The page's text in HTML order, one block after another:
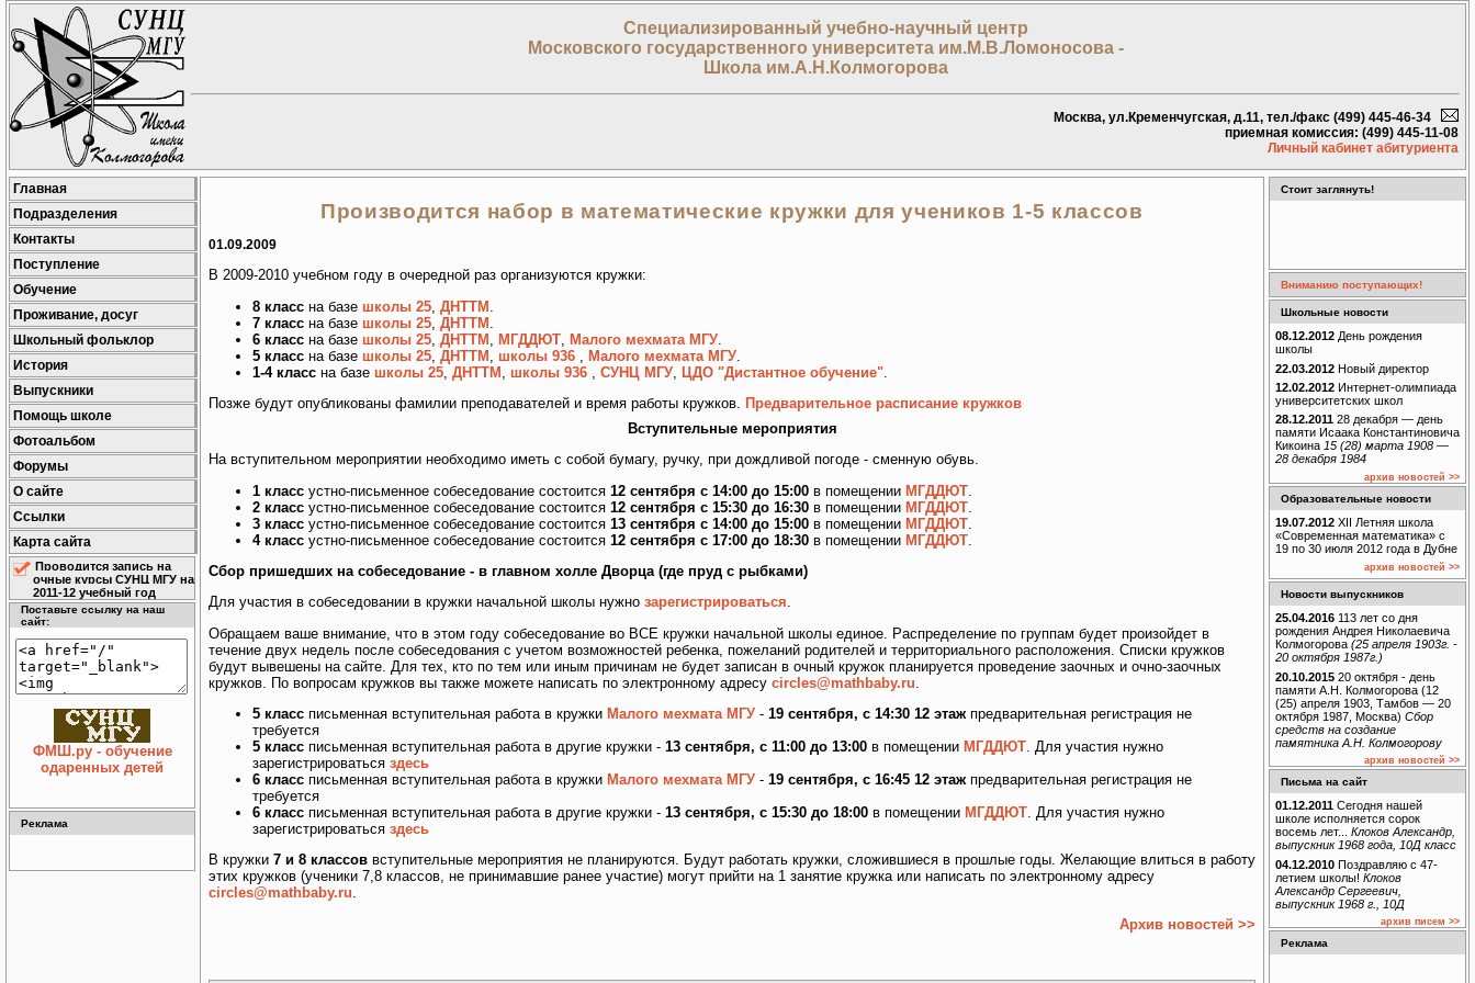
Специализированный учебно-научный центр
Московского государственного университета им.М.В.Ломоносова -
Школа им.А.Н.Колмогорова
Москва, ул.Кременчугская, д.11, тел./факс (499) 445-46-34
приемная комиссия: (499) 445-11-08
Личный кабинет абитуриента
Главная
Подразделения
Контакты
Поступление
Обучение
Проживание, досуг
Школьный фольклор
История
Выпускники
Помощь школе
Фотоальбом
Форумы
О сайте
Ссылки
Карта сайта
Проводится запись на
очные курсы СУНЦ МГУ на
2011-12 учебный год
Поставьте ссылку на наш
сайт:
ФМШ.ру - обучение
одаренных детей
Реклама
Производится набор в математические кружки для учеников 1-5 классов
01.09.2009
В 2009-2010 учебном году в очередной раз организуются кружки:
8 класс на базе школы 25 ДНТТМ
7 класс на базе школы 25 ДНТТМ
6 класс на базе школы 25 ДНТТМ МГДДЮТ Малого мехмата МГУ
5 класс на базе школы 25 ДНТТМ школы 936 Малого мехмата МГУ
1-4 класс на базе школы 25 ДНТТМ школы 936 СУНЦ МГУ ЦДО "Дистантное обучение"
Позже будут опубликованы фамилии преподавателей и время работы кружков.
Предварительное расписание кружков
Вступительные мероприятия
На вступительном мероприятии необходимо иметь с собой бумагу, ручку, при дождливой погоде - сменную обувь.
1 класс устно-письменное собеседование состоится 12 сентября с 14:00 до 15:00 в помещении МГДДЮТ
2 класс устно-письменное собеседование состоится 12 сентября с 15:30 до 16:30 в помещении МГДДЮТ
3 класс устно-письменное собеседование состоится 13 сентября с 14:00 до 15:00 в помещении МГДДЮТ
4 класс устно-письменное собеседование состоится 12 сентября с 17:00 до 18:30 в помещении МГДДЮТ
Сбор пришедших на собеседование - в главном холле Дворца (где пруд с рыбками)
Для участия в собеседовании в кружки начальной школы нужно зарегистрироваться.
Обращаем ваше внимание, что в этом году собеседование во ВСЕ кружки начальной школы единое. Распределение по группам будет произойдет в
течение двух недель после собеседования с учетом возможностей ребенка, пожеланий родителей и территориального расположения. Списки кружков
будут вывешены на сайте. Для тех, кто по тем или иным причинам не будет записан в очный кружок планируется проведение заочных и очно-заочных
кружков. По вопросам кружков вы также можете написать по электронному адресу circles@mathbaby.ru
5 класс письменная вступительная работа в кружки Малого мехмата МГУ - 19 сентября, с 14:30 12 этаж предварительная регистрация не
требуется
5 класс письменная вступительная работа в другие кружки - 13 сентября, с 11:00 до 13:00 в помещении МГДДЮТ . Для участия нужно
зарегистрироваться здесь
6 класс письменная вступительная работа в кружки Малого мехмата МГУ - 19 сентября, с 16:45 12 этаж предварительная регистрация не
требуется
6 класс письменная вступительная работа в другие кружки - 13 сентября, с 15:30 до 18:00 в помещении МГДДЮТ . Для участия нужно
зарегистрироваться здесь
В кружки 7 и 8 классов вступительные мероприятия не планируются. Будут работать кружки, сложившиеся в прошлые годы. Желающие влиться в работу
этих кружков (ученики 7,8 классов, не принимавшие ранее участие) могут прийти на 1 занятие кружка или написать по электронному адресу
circles@mathbaby.ru.
Архив новостей >>
Стоит заглянуть!
Вниманию поступающих!
Школьные новости
08.12.2012 День рождения
школы
22.03.2012 Новый директор
12.02.2012 Интернет-олимпиада
университетских школ
28.12.2011 28 декабря — день
памяти Исаака Константиновича
Кикоина 15 (28) марта 1908 —
28 декабря 1984
архив новостей >>
Образовательные новости
19.07.2012 XII Летняя школа
«Современная математика» с
19 по 30 июля 2012 года в Дубне
архив новостей >>
Новости выпускников
25.04.2016 113 лет со дня
рождения Андрея Николаевича
Колмогорова (25 апреля 1903г. -
20 октября 1987г.)
20.10.2015 20 октября - день
памяти А.Н. Колмогорова (12
(25) апреля 1903, Тамбов — 20
октября 1987, Москва) Сбор
средств на создание
памятника А.Н. Колмогорову
архив новостей >>
Письма на сайт
01.12.2011 Сегодня нашей
школе исполняется сорок
восемь лет... Клоков Александр,
выпускник 1968 года, 10Д класс
04.12.2010 Поздравляю с 47-
летием школы! Клоков
Александр Сергеевич,
выпускник 1968 г., 10Д
архив писем >>
Реклама